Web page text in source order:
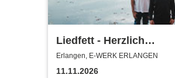
Liedfett - Herzlich
Willkommen - Im Club
2026
Erlangen, E-WERK ERLANGEN
11.11.2026